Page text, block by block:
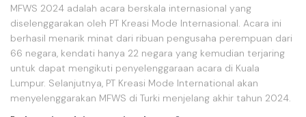
MFWS 2024 adalah acara berskala internasional yang
diselenggarakan oleh PT Kreasi Mode Internasional. Acara ini
berhasil menarik minat dari ribuan pengusaha perempuan dari
66 negara, kendati hanya 22 negara yang kemudian terjaring
untuk dapat mengikuti penyelenggaraan acara di Kuala
Lumpur. Selanjutnya, PT Kreasi Mode International akan
menyelenggarakan MFWS di Turki menjelang akhir tahun 2024.